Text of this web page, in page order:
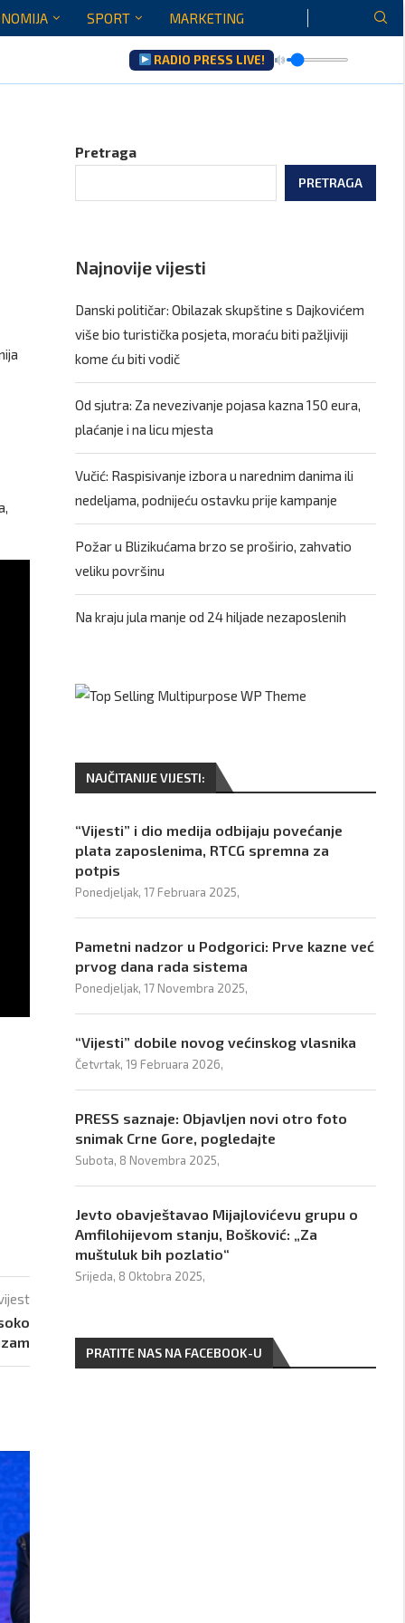
SPORT MARKETING
RADIO PRESS LIVE!
Pretraga
PRETRAGA
Najnovije vijesti
Danski političar: Obilazak skupštine s Dajkovićem
više bio turistička posjeta, moraću biti pažljiviji
kome ću biti vodič
Od sjutra: Za nevezivanje pojasa kazna 150 eura,
plaćanje i na licu mjesta
Vučić: Raspisivanje izbora u narednim danima ili
nedeljama, podnijeću ostavku prije kampanje
Požar u Blizikućama brzo se proširio, zahvatio
veliku površinu
Na kraju jula manje od 24 hiljade nezaposlenih
NAJČITANIJE VIJESTI:
“Vijesti” i dio medija odbijaju povećanje
plata zaposlenima, RTCG spremna za
potpis
Ponedjeljak, 17 Februara 2025,
Pametni nadzor u Podgorici: Prve kazne već
prvog dana rada sistema
Ponedjeljak, 17 Novembra 2025,
“Vijesti” dobile novog većinskog vlasnika
Četvrtak, 19 Februara 2026,
PRESS saznaje: Objavljen novi otro foto
snimak Crne Gore, pogledajte
Subota, 8 Novembra 2025,
Jevto obavještavao Mijajlovićevu grupu o
Amfilohijevom stanju, Bošković: „Za
muštuluk bih pozlatio“
Srijeda, 8 Oktobra 2025,
PRATITE NAS NA FACEBOOK-U